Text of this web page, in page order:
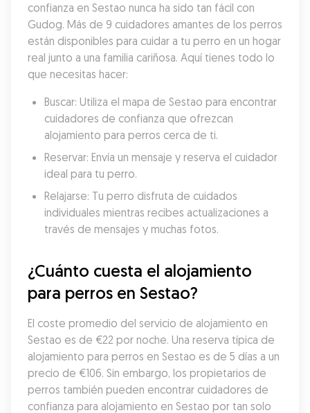
confianza en Sestao nunca ha sido tan fácil con
Gudog. Más de 9 cuidadores amantes de los perros
están disponibles para cuidar a tu perro en un hogar
real junto a una familia cariñosa. Aquí tienes todo lo
que necesitas hacer:
Buscar: Utiliza el mapa de Sestao para encontrar
cuidadores de confianza que ofrezcan
alojamiento para perros cerca de ti.
Reservar: Envía un mensaje y reserva el cuidador
ideal para tu perro.
Relajarse: Tu perro disfruta de cuidados
individuales mientras recibes actualizaciones a
través de mensajes y muchas fotos.
¿Cuánto cuesta el alojamiento
para perros en Sestao?
El coste promedio del servicio de alojamiento en
Sestao es de €22 por noche. Una reserva típica de
alojamiento para perros en Sestao es de 5 días a un
precio de €106. Sin embargo, los propietarios de
perros también pueden encontrar cuidadores de
confianza para alojamiento en Sestao por tan solo